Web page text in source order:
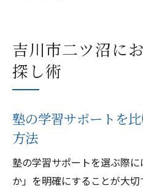
吉川市二ツ沼に
探し術
塾の学習サポートを
方法
塾の学習サポートを選ぶ際
か」を明確にすることが大